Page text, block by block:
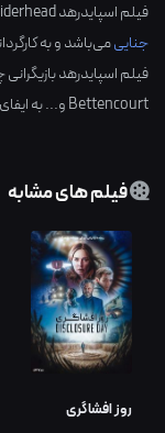
فیلم اسپایدرهد Spiderhead محصول کشور
جناییمی‌باشد و به
فیلم اسپایدرهد
Bettencourtو... به
فیلم های مشابه
روز افشاگری